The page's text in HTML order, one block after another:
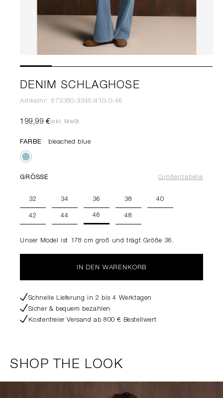
DENIM SCHLAGHOSE
Artikelnr.: 673380-3345/410-0-46
199,99 €inkl. MwSt.
FARBE bleached blue
GRÖSSE Größentabelle
32 34 36 38 40
42 44 46 48
Unser Model ist 178 cm groß und trägt Größe 36.
IN DEN WARENKORB
Schnelle Lieferung in 2 bis 4 Werktagen
Sicher & bequem bezahlen
Kostenfreier Versand ab 800 € Bestellwert
SHOP THE LOOK